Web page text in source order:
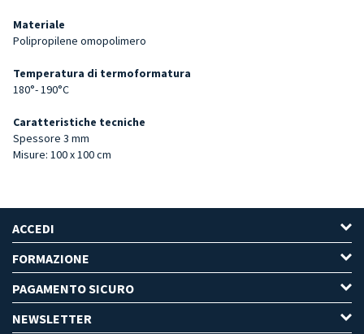
Materiale
Polipropilene omopolimero
Temperatura di termoformatura
180°- 190°C
Caratteristiche tecniche
Spessore 3 mm
Misure: 100 x 100 cm
ACCEDI
FORMAZIONE
PAGAMENTO SICURO
NEWSLETTER